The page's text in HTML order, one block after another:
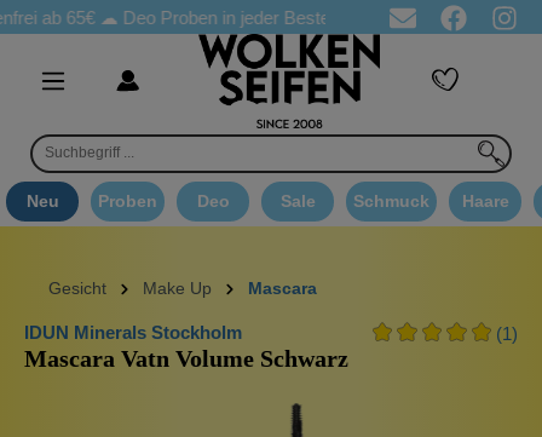
65€☁ Deo Proben in jeder Bestellung ☁ Goodie Auswahl
Neu Proben Deo Sale Schmuck Haare
Gesicht Make Up Mascara
IDUN Minerals Stockholm (1)
Mascara Vatn Volume Schwarz